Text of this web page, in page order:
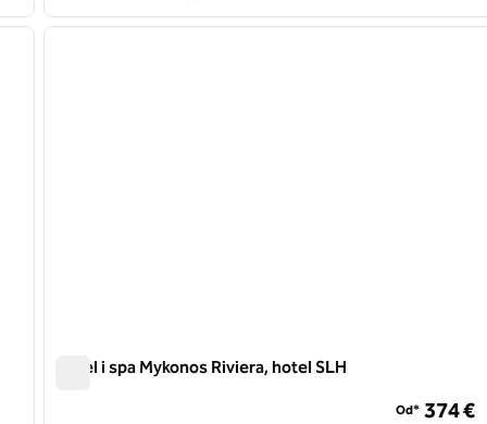
następny obraz
1 z 12
Hotel i spa Mykonos Riviera, hotel SLH
Od* 374 €